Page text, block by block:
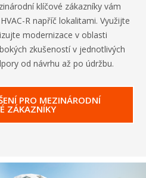
klíčové zákazníky vám
R napříč lokalitami. Využijte
modernizace v oblasti
zkušeností v jednotlivých
od návrhu až po údržbu.
PRO MEZINÁRODNÍ
ZÁKAZNÍKY